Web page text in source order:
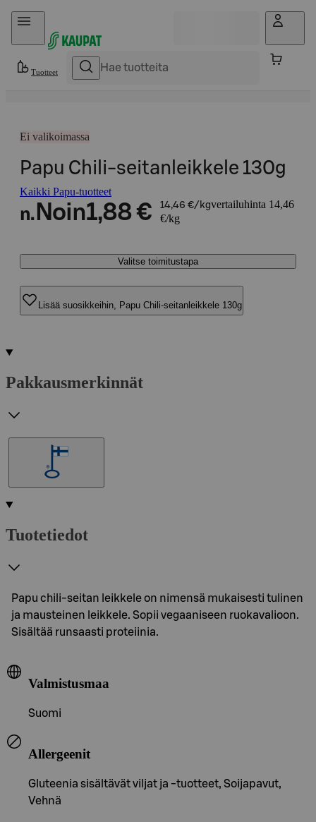
Hyppää sisältöön
Tuotteet
Ei valikoimassa
Papu Chili-seitanleikkele 130g
Kaikki Papu-tuotteet
n. Noin1,88 € 14,46 €/kgvertailuhinta 14,46
€/kg
Valitse toimitustapa
Lisää suosikkeihin, Papu Chili-seitanleikkele 130g
Pakkausmerkinnät
Tuotetiedot
Papu chili-seitan leikkele on nimensä mukaisesti tulinen
ja mausteinen leikkele. Sopii vegaaniseen ruokavalioon.
Sisältää runsaasti proteiinia.
Valmistusmaa
Suomi
Allergeenit
Gluteenia sisältävät viljat ja -tuotteet, Soijapavut,
Vehnä